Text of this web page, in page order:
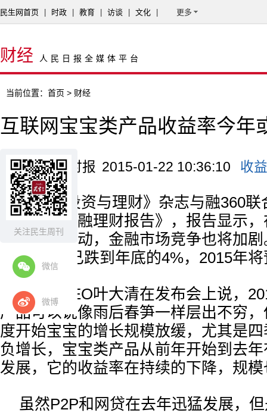
关注民生周刊
微信
微博
民生网首页 时政 教育 访谈 文化 更多
财经 人民日报全媒体平台
当前位置： 首页 > 财经
互联网宝宝类产品收益率今年
来源：京华时报 2015-01-22 10:36:10 收
上周《投资与理财》杂志与融360联
度互联网金融理财报告》，报告显示
资本加速流动，金融市场竞争也将加
从将近6%已跌到年底的4%，2015年
融360CEO叶大清在发布会上说，
产品可以说像雨后春笋一样层出不穷
度开始宝宝的增长规模放缓，尤其是
负增长，宝宝类产品从前年开始到去
发展，它的收益率在持续的下降，规
虽然P2P和网贷在去年迅猛发展，